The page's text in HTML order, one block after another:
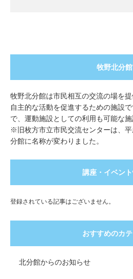
牧野北分館
牧野北分館は市民相互の交流の場を
自主的な活動を促進するための施設
で、運動施設としての利用も可能な施
※旧枚方市立市民交流センターは、
分館に名称が変わりました。
講座・イベン
登録されている記事はございません。
おすすめのカテ
北分館からのお知らせ